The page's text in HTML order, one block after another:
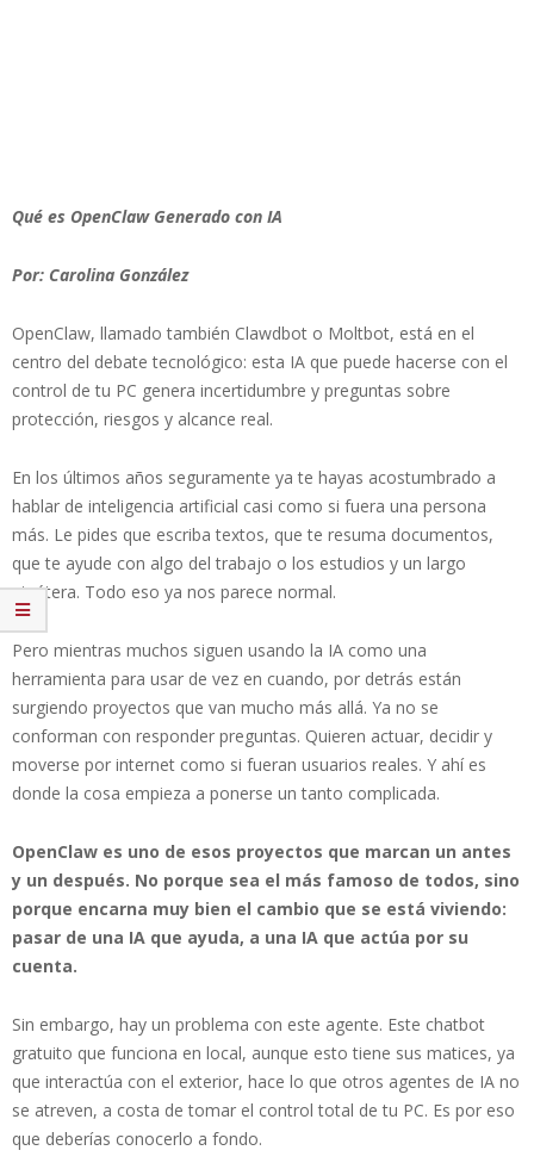
Qué es OpenClaw Generado con IA
Por: Carolina González
OpenClaw, llamado también Clawdbot o Moltbot, está en el
centro del debate tecnológico: esta IA que puede hacerse con el
control de tu PC genera incertidumbre y preguntas sobre
protección, riesgos y alcance real.
En los últimos años seguramente ya te hayas acostumbrado a
hablar de inteligencia artificial casi como si fuera una persona
más. Le pides que escriba textos, que te resuma documentos,
que te ayude con algo del trabajo o los estudios y un largo
etcétera. Todo eso ya nos parece normal.
Pero mientras muchos siguen usando la IA como una
herramienta para usar de vez en cuando, por detrás están
surgiendo proyectos que van mucho más allá. Ya no se
conforman con responder preguntas. Quieren actuar, decidir y
moverse por internet como si fueran usuarios reales. Y ahí es
donde la cosa empieza a ponerse un tanto complicada.
OpenClaw es uno de esos proyectos que marcan un antes
y un después. No porque sea el más famoso de todos, sino
porque encarna muy bien el cambio que se está viviendo:
pasar de una IA que ayuda, a una IA que actúa por su
cuenta.
Sin embargo, hay un problema con este agente. Este chatbot
gratuito que funciona en local, aunque esto tiene sus matices, ya
que interactúa con el exterior, hace lo que otros agentes de IA no
se atreven, a costa de tomar el control total de tu PC. Es por eso
que deberías conocerlo a fondo.